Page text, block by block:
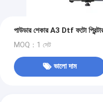
পাউডার শেকার A3 Dtf ফটো প্রিন্টার
MOQ：1 সেট
ভালো দাম